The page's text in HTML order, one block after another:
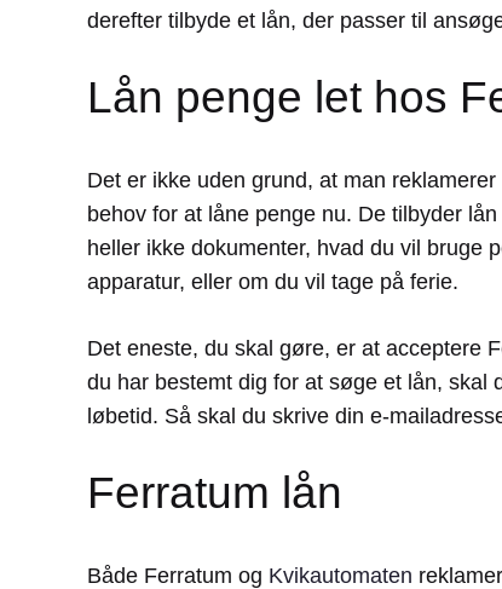
derefter tilbyde et lån, der passer til
Lån penge let hos
Det er ikke uden grund, at man
behov for at låne penge nu. De tilbyder
heller ikke dokumenter, hvad du vil bruge
apparatur, eller om du vil tage på ferie.
Det eneste, du skal gøre, er at acceptere
du har bestemt dig for at søge et lån,
løbetid. Så skal du skrive din e-
Ferratum lån
Både Ferratum og Kvikautomaten